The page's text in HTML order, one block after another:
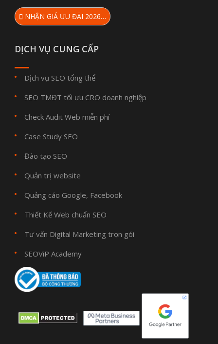
NHẬN GIÁ ƯU ĐÃI 2026…
DỊCH VỤ CUNG CẤP
Dịch vụ SEO tổng thể
SEO TMĐT tối ưu CRO doanh nghiệp
Check Audit Web miễn phí
Case Study SEO
Đào tạo SEO
Quản trị website
Quảng cáo Google, Facebook
Thiết Kế Web chuẩn SEO
Tư vấn Digital Marketing trọn gói
SEOViP Academy